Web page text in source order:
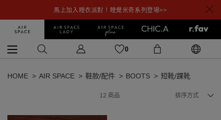
馬上加入睡衣派對！睡覺米奇系列登場>>
0
HOME AIR SPACE 鞋款/配件 BOOTS 短靴/踝靴
12 商品 排序方式